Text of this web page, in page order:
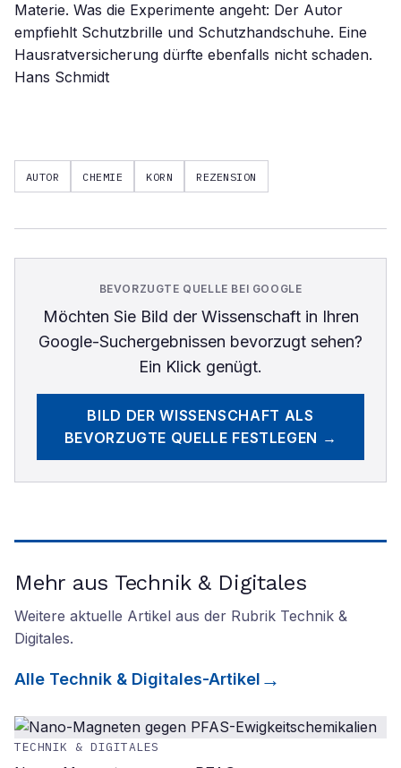
Materie. Was die Experimente angeht: Der Autor
empfiehlt Schutzbrille und Schutzhandschuhe. Eine
Hausratversicherung dürfte ebenfalls nicht schaden.
Hans Schmidt
AUTOR CHEMIE KORN REZENSION
BEVORZUGTE QUELLE BEI GOOGLE
Möchten Sie Bild der Wissenschaftin Ihren
Google-Suchergebnissen bevorzugt sehen?
Ein Klick genügt.
BILD DER WISSENSCHAFT ALS
BEVORZUGTE QUELLE FESTLEGEN →
Mehr aus Technik & Digitales
Weitere aktuelle Artikel aus der Rubrik Technik &
Digitales.
Alle Technik & Digitales-Artikel
TECHNIK & DIGITALES